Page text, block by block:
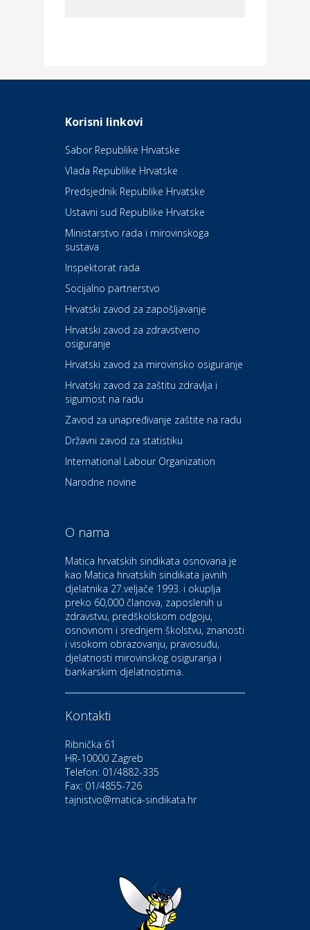
Daruvarske toplice – ljekovita
Kultura i edukacija
Kazalište Kerempuh
Kultura i edukacija
Kazalište ZKM
Auto-moto i tehnika
Zdravlje i osiguranje
Povoljnosti
Dental Sudar
Dom i dizajn
Euro-vrt – kosilice, motorne
Odmor
Bistrica
Auto-moto i tehnika
CIAK Auto d.o.o.
Kultura i edukacija
Kazalište Gavella
Moda i ljepota
Gastro
Hotel Bunčić Vrbovec
Izletište i vinotočje VINIA
Korisni linkovi
Sabor Republike Hrvatske
Vlada Republike Hrvatske
Predsjednik Republike Hrvatske
Ustavni sud Republike Hrvatske
Ministarstvo rada i mirovinskoga
sustava
Inspektorat rada
Socijalno partnerstvo
Hrvatski zavod za zapošljavanje
Hrvatski zavod za zdravstveno
osiguranje
Hrvatski zavod za mirovinsko osiguranje
Hrvatski zavod za zaštitu zdravlja i
sigurnost na radu
Zavod za unapređivanje zaštite na radu
Državni zavod za statistiku
International Labour Organization
Narodne novine
O nama
Matica hrvatskih sindikata osnovana je
kao Matica hrvatskih sindikata javnih
djelatnika 27.veljače 1993. i okuplja
preko 60,000 članova, zaposlenih u
zdravstvu, predškolskom odgoju,
osnovnom i srednjem školstvu, znanosti
i visokom obrazovanju, pravosuđu,
djelatnosti mirovinskog osiguranja i
bankarskim djelatnostima.
Kontakti
Ribnička 61
HR-10000 Zagreb
Telefon: 01/4882-335
Fax: 01/4855-726
tajnistvo@matica-sindikata.hr